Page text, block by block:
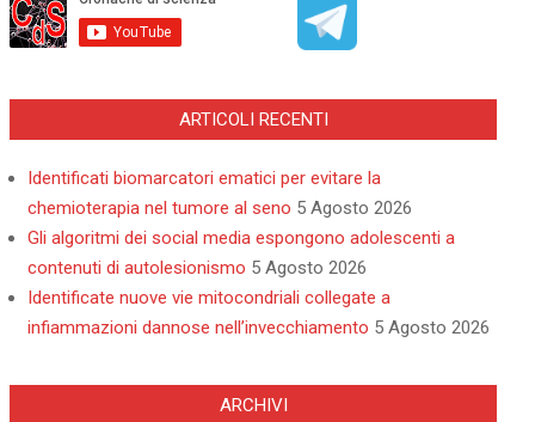
ARTICOLI RECENTI
Identificati biomarcatori ematici per evitare la
chemioterapia nel tumore al seno 5 Agosto 2026
Gli algoritmi dei social media espongono adolescenti a
contenuti di autolesionismo 5 Agosto 2026
Identificate nuove vie mitocondriali collegate a
infiammazioni dannose nell’invecchiamento 5 Agosto 2026
ARCHIVI